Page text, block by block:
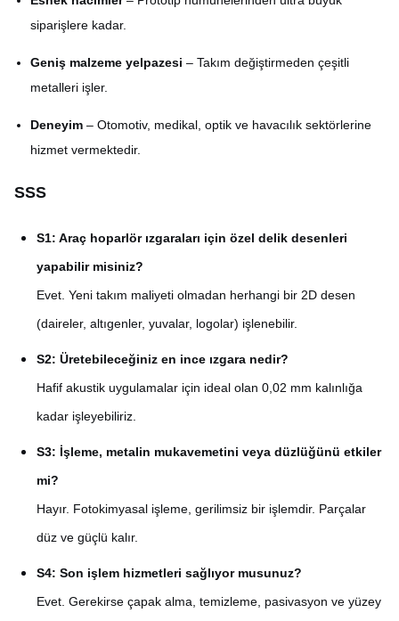
siparişlere kadar.
Geniş malzeme yelpazesi – Takım değiştirmeden çeşitli
metalleri işler.
Deneyim – Otomotiv, medikal, optik ve havacılık sektörlerine
hizmet vermektedir.
SSS
S1: Araç hoparlör ızgaraları için özel delik desenleri
yapabilir misiniz?
Evet. Yeni takım maliyeti olmadan herhangi bir 2D desen
(daireler, altıgenler, yuvalar, logolar) işlenebilir.
S2: Üretebileceğiniz en ince ızgara nedir?
Hafif akustik uygulamalar için ideal olan 0,02 mm kalınlığa
kadar işleyebiliriz.
S3: İşleme, metalin mukavemetini veya düzlüğünü etkiler
mi?
Hayır. Fotokimyasal işleme, gerilimsiz bir işlemdir. Parçalar
düz ve güçlü kalır.
S4: Son işlem hizmetleri sağlıyor musunuz?
Evet. Gerekirse çapak alma, temizleme, pasivasyon ve yüzey